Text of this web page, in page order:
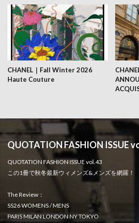
CHANEL｜Fall Winter 2026
Haute Couture
QUOTATION FASHION ISSUE
QUOTATION FASHION ISSUE vol.43
この1冊で秋冬最新ウィメンズ&メンズを網羅！
The Review：
SS26 WOMENS / MENS
PARIS MILAN LONDON NY TOKYO